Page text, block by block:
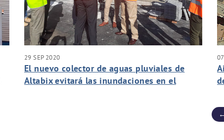
29 SEP 2020
El nuevo colector de aguas pluviales de
Altabix evitará las inundaciones en el